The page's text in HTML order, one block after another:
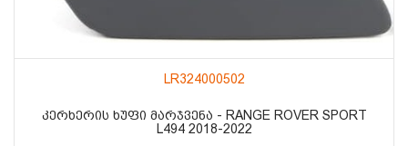
LR324000502
ᲙᲔᲠᲮᲔᲠᲘᲡ ᲮᲣᲤᲘ ᲛᲐᲠᲯᲕᲔᲜᲐ - RANGE ROVER SPORT
L494 2018-2022